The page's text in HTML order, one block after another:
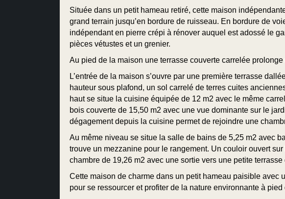
Située dans un petit hameau retiré, cette maison
grand terrain jusqu’en bordure de ruisseau. En bordure de
indépendant en pierre crépi à rénover auquel est adossé le
pièces vétustes et un grenier.
Au pied de la maison une terrasse couverte carrelée
L’entrée de la maison s’ouvre par une première terrasse
hauteur sous plafond, un sol carrelé de terres cuites
haut se situe la cuisine équipée de 12 m2 avec le même
bois couverte de 15,50 m2 avec une vue dominante sur le
dégagement depuis la cuisine permet de rejoindre une
Au même niveau se situe la salle de bains de 5,25 m2 avec
trouve un mezzanine pour le rangement. Un couloir ouvert
chambre de 19,26 m2 avec une sortie vers une petite
Cette maison de charme dans un petit hameau paisible
pour se ressourcer et profiter de la nature environnante à